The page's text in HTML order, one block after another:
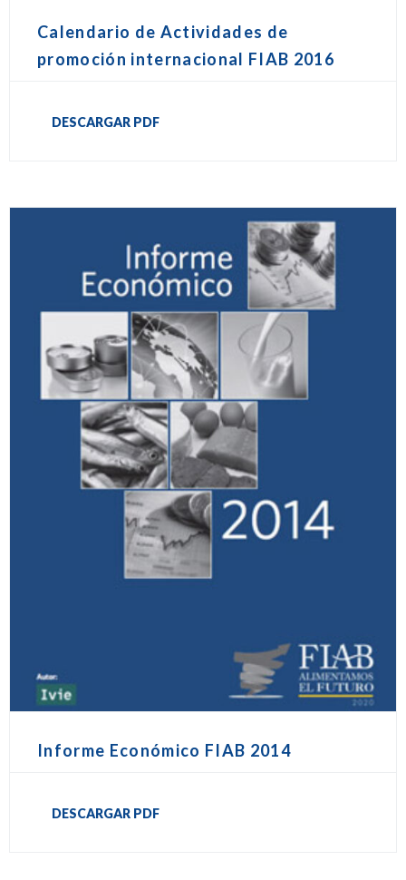
Calendario de Actividades de
promoción internacional FIAB 2016
DESCARGAR PDF
Informe Económico FIAB 2014
DESCARGAR PDF